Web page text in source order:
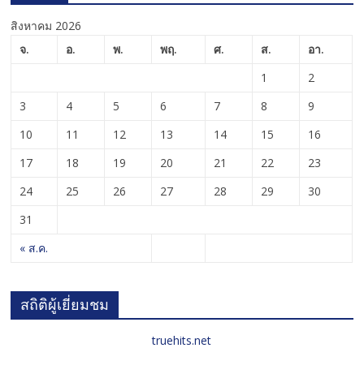
สิงหาคม 2026
จ.
อ. พ. พฤ. ศ. ส. อา.
« ส.ค.
1
2
3
4 5 6 7 8
9
10
11 12 13 14 15
16
17
18 19 20 21 22
23
24
25 26 27 28 29
30
31
สถิติผู้เยี่ยมชม
truehits.net